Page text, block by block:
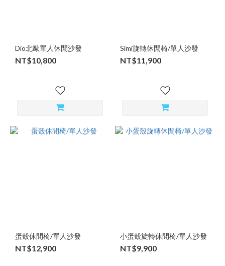
Dio北歐單人休閒沙發
NT$10,800
Simi旋轉休閒椅/單人沙發
NT$11,900
蛋殼休閒椅/單人沙發
NT$12,900
小蛋殼旋轉休閒椅/單人沙發
NT$9,900